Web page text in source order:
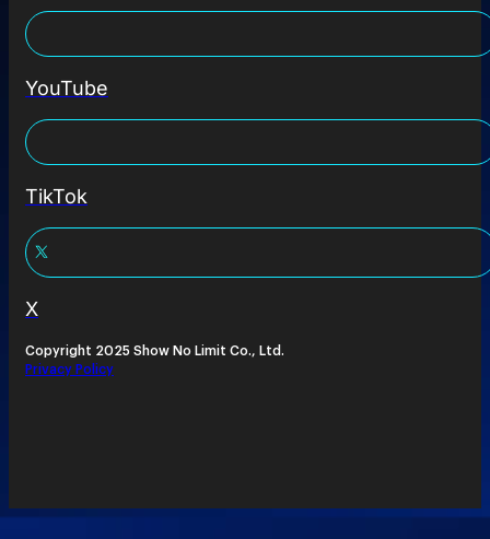
YouTube
TikTok
X
Copyright 2025 Show No Limit Co., Ltd.
Privacy Policy